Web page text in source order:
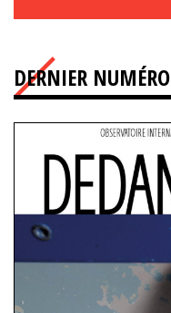
DERNIER NUMÉRO